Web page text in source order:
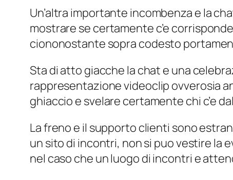
Un’altra importante incombenza e la
mostrare se certamente c’e
ciononostante sopra codesto
Sta di atto giacche la chat e una
rappresentazione videoclip ovverosia
ghiaccio e svelare certamente chi c’e
La freno e il supporto clienti sono
un sito di incontri, non si puo vestire la
nel caso che un luogo di incontri e